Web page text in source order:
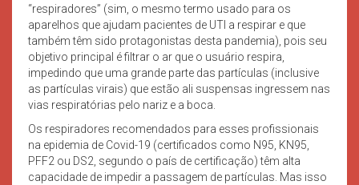
“respiradores” (sim, o mesmo termo usado para os
aparelhos que ajudam pacientes de UTI a respirar e que
também têm sido protagonistas desta pandemia), pois seu
objetivo principal é filtrar o ar que o usuário respira,
impedindo que uma grande parte das partículas (inclusive
as partículas virais) que estão ali suspensas ingressem nas
vias respiratórias pelo nariz e a boca.
Os respiradores recomendados para esses profissionais
na epidemia de Covid-19 (certificados como N95, KN95,
PFF2 ou DS2, segundo o país de certificação) têm alta
capacidade de impedir a passagem de partículas. Mas isso